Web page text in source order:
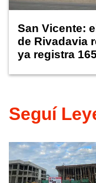
San Vicente:
de Rivadavia
ya registra
Seguí